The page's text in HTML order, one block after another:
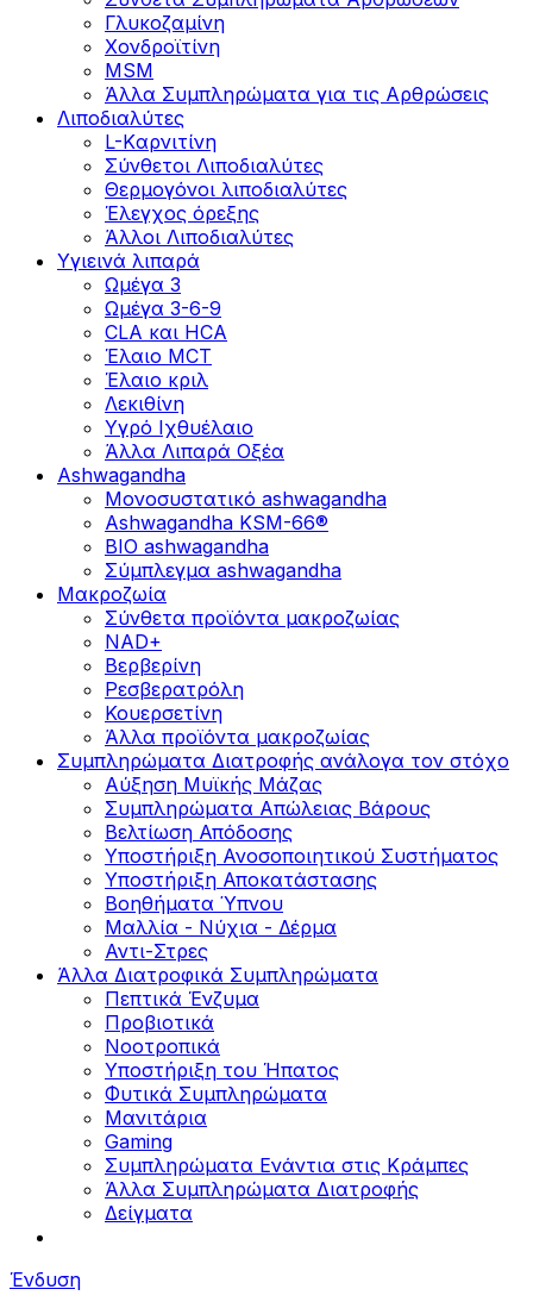
Γλυκοζαμίνη
Χονδροϊτίνη
MSM
Άλλα Συμπληρώματα για τις Αρθρώσεις
Λιποδιαλύτες
L-Kαρνιτίνη
Σύνθετοι Λιποδιαλύτες
Θερμογόνοι λιποδιαλύτες
Έλεγχος όρεξης
Άλλοι Λιποδιαλύτες
Υγιεινά λιπαρά
Ωμέγα 3
Ωμέγα 3-6-9
CLA και HCA
Έλαιο MCT
Έλαιο κριλ
Λεκιθίνη
Υγρό Ιχθυέλαιο
Άλλα Λιπαρά Οξέα
Ashwagandha
Μονοσυστατικό ashwagandha
Ashwagandha KSM-66®
BIO ashwagandha
Σύμπλεγμα ashwagandha
Μακροζωία
Σύνθετα προϊόντα μακροζωίας
NAD+
Βερβερίνη
Ρεσβερατρόλη
Κουερσετίνη
Άλλα προϊόντα μακροζωίας
Συμπληρώματα Διατροφής ανάλογα τον στόχο
Αύξηση Μυϊκής Μάζας
Συμπληρώματα Aπώλειας Βάρους
Βελτίωση Απόδοσης
Υποστήριξη Ανοσοποιητικού Συστήματος
Yποστήριξη Αποκατάστασης
Βοηθήματα Ύπνου
Μαλλία - Νύχια - Δέρμα
Αντι-Στρες
Άλλα Διατροφικά Συμπληρώματα
Πεπτικά Ένζυμα
Προβιοτικά
Νοοτροπικά
Υποστήριξη του Ήπατος
Φυτικά Συμπληρώματα
Μανιτάρια
Gaming
Συμπληρώματα Ενάντια στις Κράμπες
Άλλα Συμπληρώματα Διατροφής
Δείγματα
Ένδυση